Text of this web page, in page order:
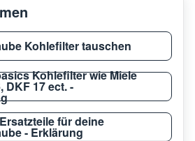
DVG6546BI
DVG8640X
Kohlefilter tauschen
Kohlefilter wie Miele
DKF 17 ect. -
für deine
- Erklärung